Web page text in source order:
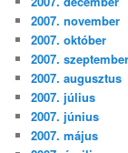
2007. november
2007. október
2007. szeptember
2007. augusztus
2007. július
2007. június
2007. május